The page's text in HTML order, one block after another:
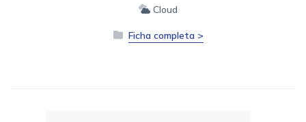
Cloud
Ficha completa >